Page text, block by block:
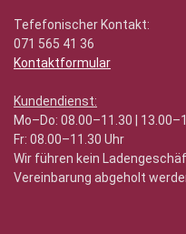
Tefefonischer Kontakt:
071 565 41 36
Kontaktformular
Kundendienst:
Mo–Do: 08.00–11.30 |
Fr: 08.00–11.30 Uhr
Wir führen kein
Vereinbarung abgeholt